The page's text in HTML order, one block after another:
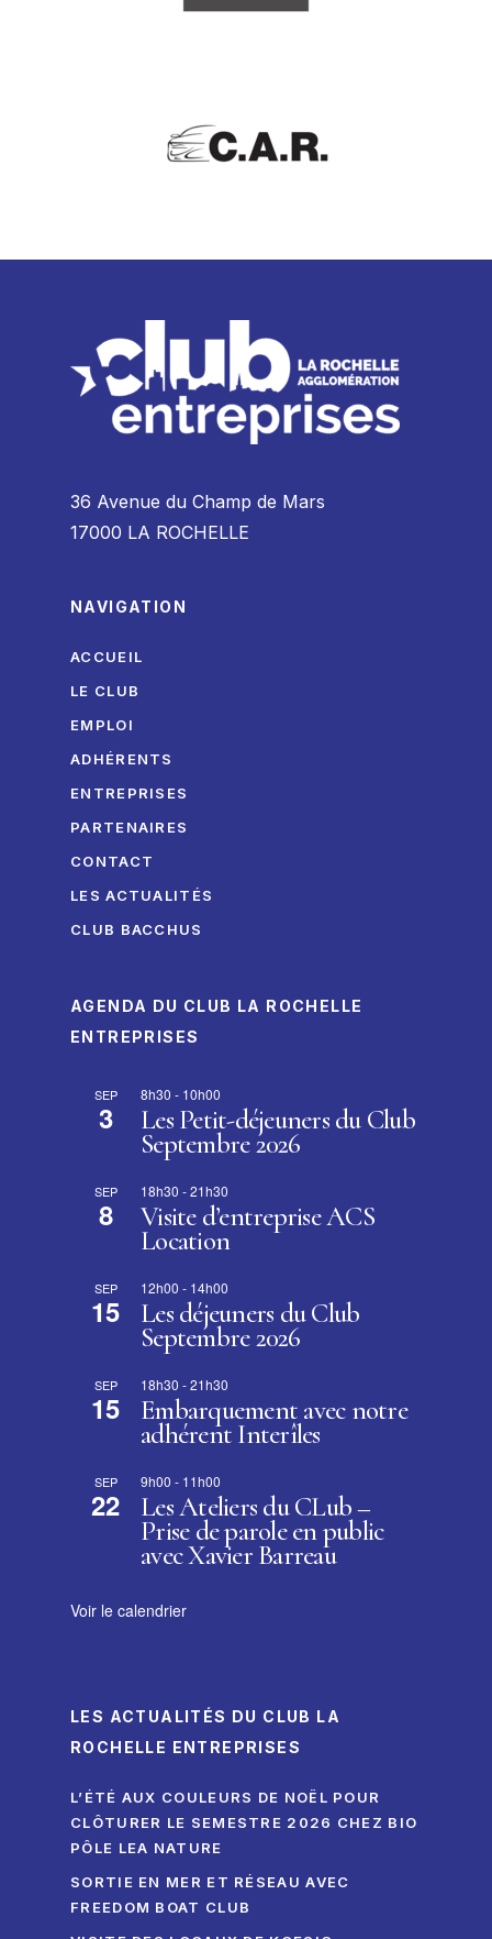
36 Avenue du Champ de Mars
17000 LA ROCHELLE
NAVIGATION
ACCUEIL
LE CLUB
EMPLOI
ADHÉRENTS
ENTREPRISES
PARTENAIRES
CONTACT
LES ACTUALITÉS
CLUB BACCHUS
AGENDA DU CLUB LA ROCHELLE
ENTREPRISES
SEP
3
8h30 - 10h00
Les Petit-déjeuners du Club
Septembre 2026
SEP
8
18h30 -21h30
Visite d’entreprise ACS
Location
SEP
15
12h00 - 14h00
Les déjeuners du Club
Septembre 2026
SEP
15
18h30 -21h30
Embarquement avec notre
adhérent Interîles
SEP
22
9h00 - 11h00
Les Ateliers du CLub –
Prise de parole en public
avec Xavier Barreau
Voir le calendrier
LES ACTUALITÉS DU CLUB LA
ROCHELLE ENTREPRISES
L’ÉTÉ AUX COULEURS DE NOËL POUR
CLÔTURER LE SEMESTRE 2026 CHEZ BIO
PÔLE LEA NATURE
SORTIE EN MER ET RÉSEAU AVEC
FREEDOM BOAT CLUB